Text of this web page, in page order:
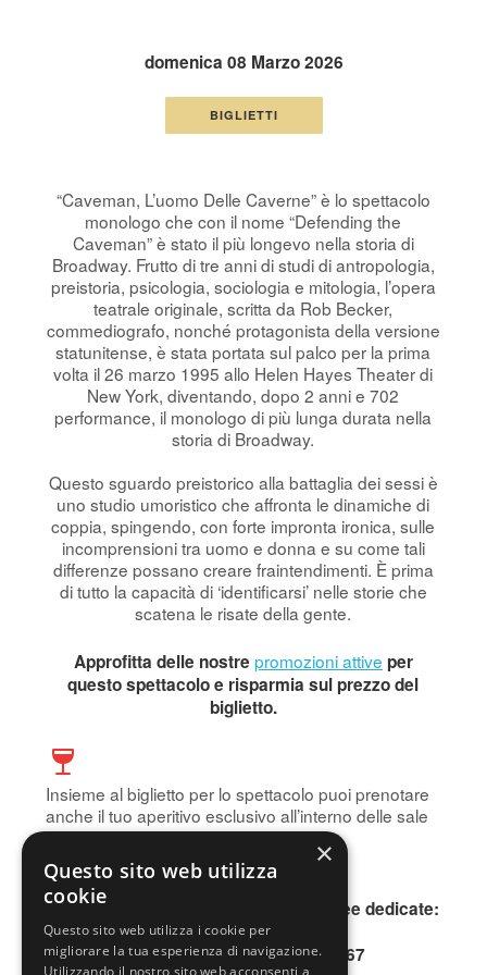
domenica 08 Marzo 2026
BIGLIETTI
“Caveman, L’uomo Delle Caverne” è lo spettacolo
monologo che con il nome “Defending the
Caveman” è stato il più longevo nella storia di
Broadway. Frutto di tre anni di studi di antropologia,
preistoria, psicologia, sociologia e mitologia, l’opera
teatrale originale, scritta da Rob Becker,
commediografo, nonché protagonista della versione
statunitense, è stata portata sul palco per la prima
volta il 26 marzo 1995 allo Helen Hayes Theater di
New York, diventando, dopo 2 anni e 702
performance, il monologo di più lunga durata nella
storia di Broadway.
Questo sguardo preistorico alla battaglia dei sessi è
uno studio umoristico che affronta le dinamiche di
coppia, spingendo, con forte impronta ironica, sulle
incomprensioni tra uomo e donna e su come tali
differenze possano creare fraintendimenti. È prima
di tutto la capacità di ‘identificarsi’ nelle storie che
scatena le risate della gente.
Approfitta delle nostre promozioni attive per
questo spettacolo e risparmia sul prezzo del
biglietto.
Insieme al biglietto per lo spettacolo puoi prenotare
anche il tuo aperitivo esclusivo all’interno delle sale
storiche del Teatro.
Prenota subito!
Per informazioni, contattare le due linee dedicate:
INFOLINE 0200640802
SMS o WhatsApp 345.3677167
×
Questo sito web utilizza
cookie
Questo sito web utilizza i cookie per
migliorare la tua esperienza di navigazione.
Utilizzando il nostro sito web acconsenti a